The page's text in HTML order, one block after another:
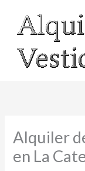
contenido
Alquiler
en La